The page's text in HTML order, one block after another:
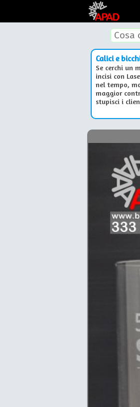
Calici e
Se cerchi un
incisi con
nel tempo,
maggior
stupisci i